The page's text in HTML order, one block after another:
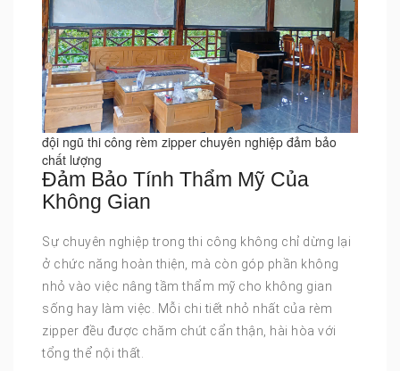
đội ngũ thi công rèm zipper chuyên nghiệp đảm bảo
chất lượng
Đảm Bảo Tính Thẩm Mỹ Của
Không Gian
Sự chuyên nghiệp trong thi công không chỉ dừng lại
ở chức năng hoàn thiện, mà còn góp phần không
nhỏ vào việc nâng tầm thẩm mỹ cho không gian
sống hay làm việc. Mỗi chi tiết nhỏ nhất của rèm
zipper đều được chăm chút cẩn thận, hài hòa với
tổng thể nội thất.